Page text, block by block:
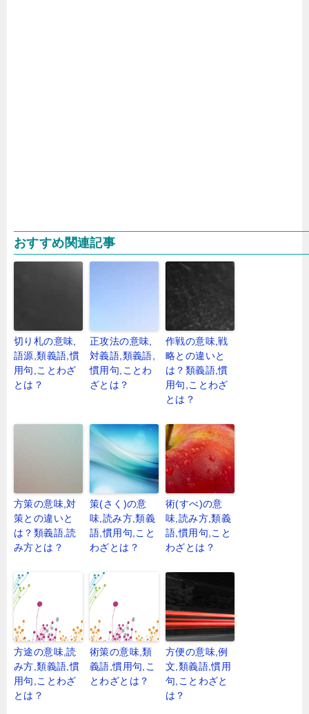
おすすめ関連記事
切り札の意味,
語源,類義語,慣
用句,ことわざ
とは？
正攻法の意味,
対義語,類義語,
慣用句,ことわ
ざとは？
作戦の意味,戦
略との違いと
は？類義語,慣
用句,ことわざ
とは？
方策の意味,対
策との違いと
は？類義語,読
み方とは？
策(さく)の意
味,読み方,類義
語,慣用句,こと
わざとは？
術(すべ)の意
味,読み方,類義
語,慣用句,こと
わざとは？
方途の意味,読
み方,類義語,慣
用句,ことわざ
とは？
術策の意味,類
義語,慣用句,こ
とわざとは？
方便の意味,例
文,類義語,慣用
句,ことわざと
は？